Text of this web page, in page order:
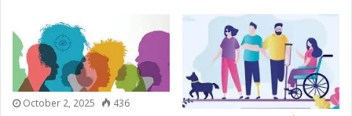
October 2, 2025 436